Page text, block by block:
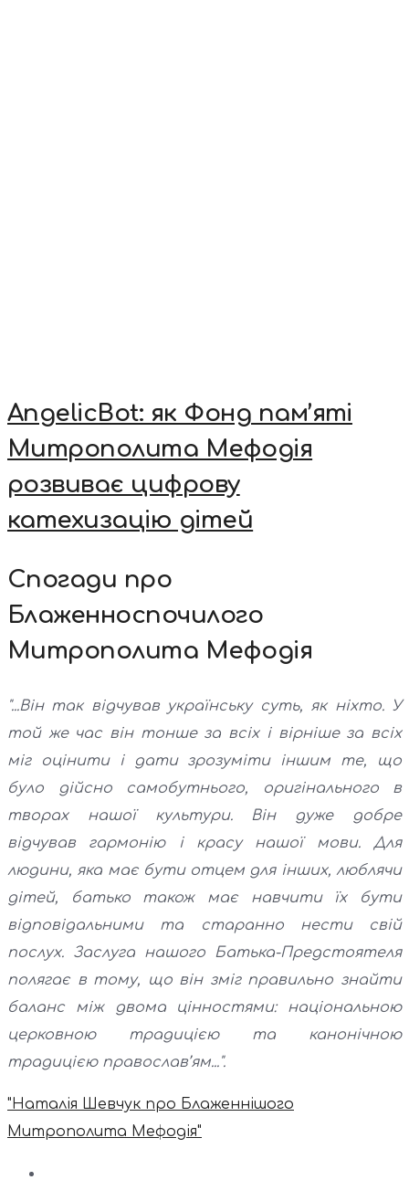
AngelicBot: як Фонд пам’яті
Митрополита Мефодія
розвиває цифрову
катехизацію дітей
Спогади про
Блаженноспочилого
Митрополита Мефодія
"...Він так відчував українську суть, як ніхто. У
той же час він тонше за всіх і вірніше за всіх
міг оцінити і дати зрозуміти іншим те, що
було дійсно самобутнього, оригінального в
творах нашої культури. Він дуже добре
відчував гармонію і красу нашої мови. Для
людини, яка має бути отцем для інших, люблячи
дітей, батько також має навчити їх бути
відповідальними та старанно нести свій
послух. Заслуга нашого Батька-Предстоятеля
полягає в тому, що він зміг правильно знайти
баланс між двома цінностями: національною
церковною традицією та канонічною
традицією православ’ям...".
"Наталія Шевчук про Блаженнішого
Митрополита Мефодія"